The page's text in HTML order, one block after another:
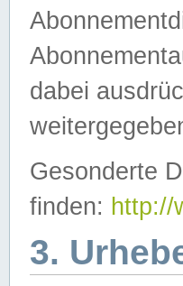
dabei
Gesonderte
finden: http://
3.